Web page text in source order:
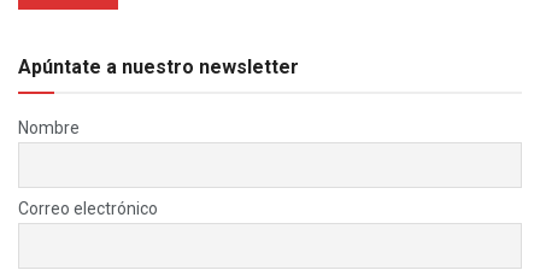
Apúntate a nuestro newsletter
Nombre
Correo electrónico